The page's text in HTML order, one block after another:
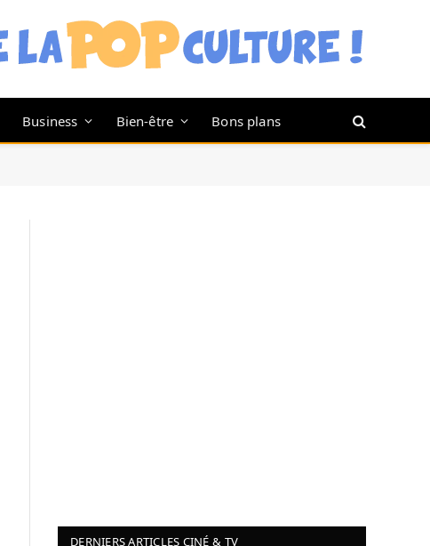
Business Bien-être Bons plans
DERNIERS ARTICLES CINÉ & TV